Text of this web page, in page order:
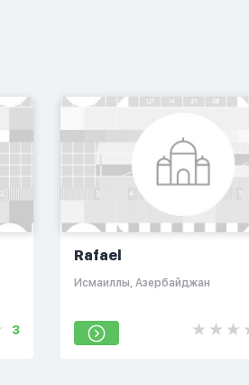
3
Rafael
Исмаиллы, Азербайджан